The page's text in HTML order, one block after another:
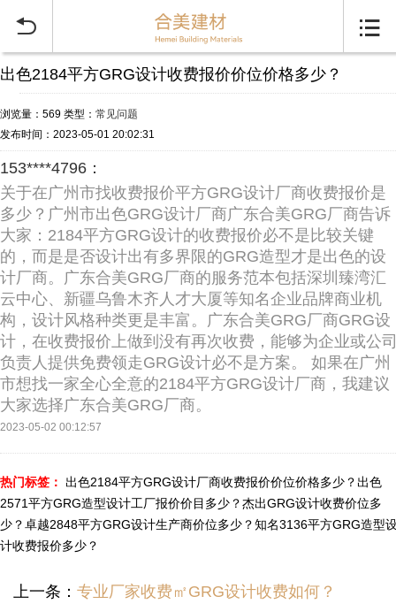
 
出色2184平方GRG设计收费报价价位价格多少？
浏览量：569 类型： 常见问题
发布时间：2023-05-01 20:02:31
153****4796：
关于在广州市找收费报价平方GRG设计厂商收费报价是
多少？广州市出色GRG设计厂商广东合美GRG厂商告诉
大家：2184平方GRG设计的收费报价必不是比较关键
的，而是是否设计出有多界限的GRG造型才是出色的设
计厂商。广东合美GRG厂商的服务范本包括深圳臻湾汇
云中心、新疆乌鲁木齐人才大厦等知名企业品牌商业机
构，设计风格种类更是丰富。广东合美GRG厂商GRG设
计，在收费报价上做到没有再次收费，能够为企业或公
负责人提供免费领走GRG设计必不是方案。 如果在广州
市想找一家全心全意的2184平方GRG设计厂商，我建议
大家选择广东合美GRG厂商。
2023-05-02 00:12:57
热门标签： 出色2184平方GRG设计厂商收费报价价位价格多少？出色
2571平方GRG造型设计工厂报价价目多少？杰出GRG设计收费价位多
少？卓越2848平方GRG设计生产商价位多少？知名3136平方GRG造型
计收费报价多少？
上一条： 专业厂家收费㎡GRG设计收费如何？